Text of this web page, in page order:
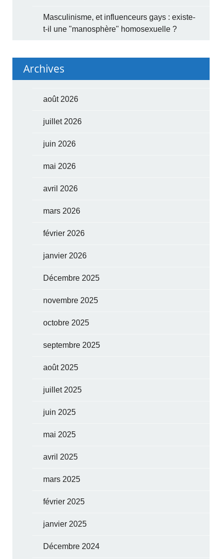
Masculinisme, et influenceurs gays : existe-
t-il une "manosphère" homosexuelle ?
Archives
août 2026
juillet 2026
juin 2026
mai 2026
avril 2026
mars 2026
février 2026
janvier 2026
Décembre 2025
novembre 2025
octobre 2025
septembre 2025
août 2025
juillet 2025
juin 2025
mai 2025
avril 2025
mars 2025
février 2025
janvier 2025
Décembre 2024